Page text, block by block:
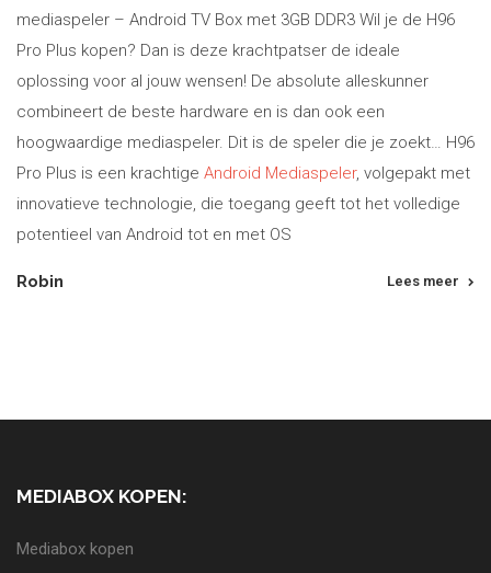
mediaspeler – Android TV Box met 3GB DDR3 Wil je de H96
Pro Plus kopen? Dan is deze krachtpatser de ideale
oplossing voor al jouw wensen! De absolute alleskunner
combineert de beste hardware en is dan ook een
hoogwaardige mediaspeler. Dit is de speler die je zoekt… H96
Pro Plus is een krachtige Android Mediaspeler, volgepakt met
innovatieve technologie, die toegang geeft tot het volledige
potentieel van Android tot en met OS
Robin Lees meer
MEDIABOX KOPEN:
Mediabox kopen